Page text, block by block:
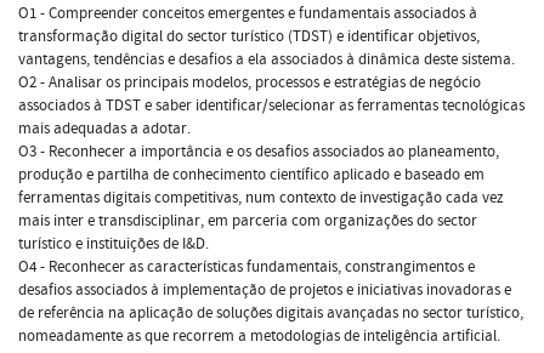
O1 - Compreender conceitos emergentes e fundamentais associados à
transformação digital do sector turístico (TDST) e identificar objetivos,
vantagens, tendências e desafios a ela associados à dinâmica deste sistema.
O2 - Analisar os principais modelos, processos e estratégias de negócio
associados à TDST e saber identificar/selecionar as ferramentas tecnológicas
mais adequadas a adotar.
O3 - Reconhecer a importância e os desafios associados ao planeamento,
produção e partilha de conhecimento científico aplicado e baseado em
ferramentas digitais competitivas, num contexto de investigação cada vez
mais inter e transdisciplinar, em parceria com organizações do sector
turístico e instituições de I&D.
O4 - Reconhecer as características fundamentais, constrangimentos e
desafios associados à implementação de projetos e iniciativas inovadoras e
de referência na aplicação de soluções digitais avançadas no sector turístico,
nomeadamente as que recorrem a metodologias de inteligência artificial.